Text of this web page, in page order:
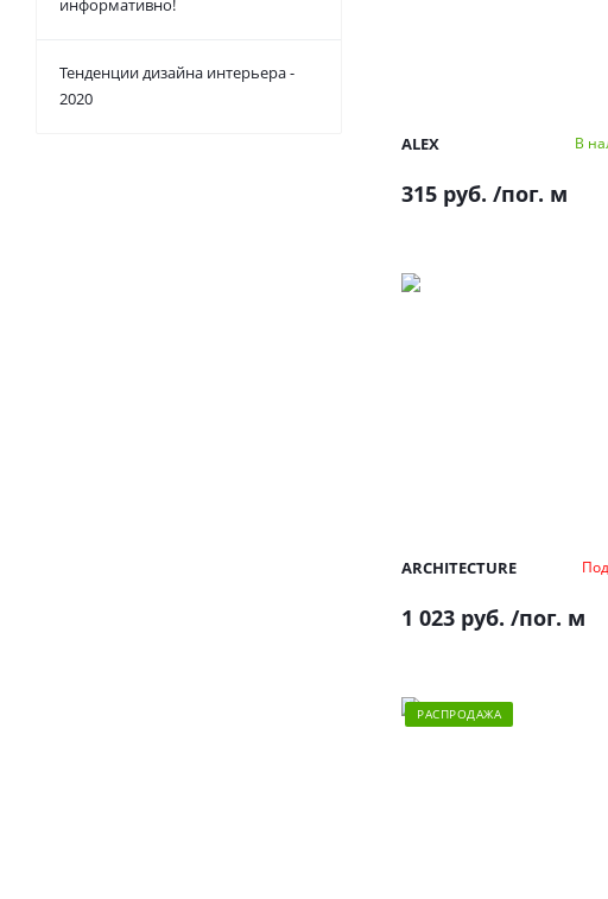
ALEX В
315 руб. /пог. м
ARCHITECTURE
1 023 руб. /пог. м
РАСПРОДАЖА
информативно!
Тенденции дизайна интерьера -
2020